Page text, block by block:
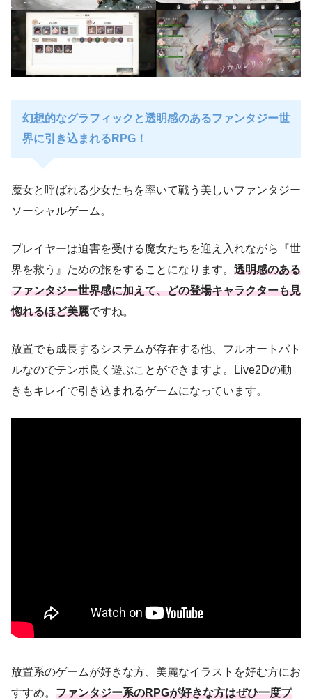
幻想的なグラフィックと透明感のあるファンタジー世
界に引き込まれるRPG！
魔女と呼ばれる少女たちを率いて戦う美しいファンタジー
ソーシャルゲーム。
プレイヤーは迫害を受ける魔女たちを迎え入れながら『世
界を救う』ための旅をすることになります。 透明感のある
ファンタジー世界感に加えて、どの登場キャラクターも見
惚れるほど美麗ですね。
放置でも成長するシステムが存在する他、フルオートバト
ルなのでテンポ良く遊ぶことができますよ。Live2Dの動
きもキレイで引き込まれるゲームになっています。
放置系のゲームが好きな方、美麗なイラストを好む方にお
すすめ。 ファンタジー系のRPGが好きな方はぜひ一度プ